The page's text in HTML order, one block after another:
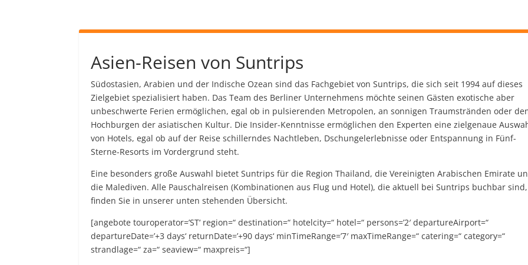
Asien-Reisen von Suntrips
Südostasien, Arabien und der Indische Ozean sind das Fachgebiet von Suntrips, die sich seit 1994 auf dieses
Zielgebiet spezialisiert haben. Das Team des Berliner Unternehmens möchte seinen Gästen exotische aber
unbeschwerte Ferien ermöglichen, egal ob in pulsierenden Metropolen, an sonnigen Traumstränden oder
Hochburgen der asiatischen Kultur. Die Insider-Kenntnisse ermöglichen den Experten eine zielgenaue
von Hotels, egal ob auf der Reise schillerndes Nachtleben, Dschungelerlebnisse oder Entspannung in Fünf-
Sterne-Resorts im Vordergrund steht.
Eine besonders große Auswahl bietet Suntrips für die Region Thailand, die Vereinigten Arabischen Emirate
die Malediven. Alle Pauschalreisen (Kombinationen aus Flug und Hotel), die aktuell bei Suntrips buchbar sind,
finden Sie in unserer unten stehenden Übersicht.
[angebote touroperator=’ST‘ region=“ destination=“ hotelcity=“ hotel=“ persons=’2′ departureAirport=“
departureDate=’+3 days‘ returnDate=’+90 days‘ minTimeRange=’7′ maxTimeRange=“ catering=“ category=“
strandlage=“ za=“ seaview=“ maxpreis=“]